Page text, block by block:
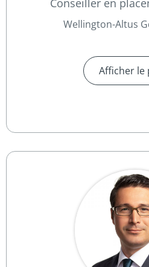
Conseiller en
Wellington-Altus
Afficher le